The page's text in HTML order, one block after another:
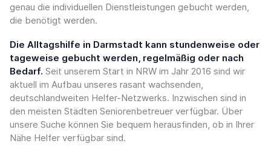
genau die individuellen Dienstleistungen gebucht werden,
die benötigt werden.
Die Alltagshilfe in Darmstadt kann stundenweise oder
tageweise gebucht werden, regelmäßig oder nach
Bedarf. Seit unserem Start in NRW im Jahr 2016 sind wir
aktuell im Aufbau unseres rasant wachsenden,
deutschlandweiten Helfer-Netzwerks. Inzwischen sind in
den meisten Städten Seniorenbetreuer verfügbar. Über
unsere Suche können Sie bequem herausfinden, ob in Ihrer
Nähe Helfer verfügbar sind.